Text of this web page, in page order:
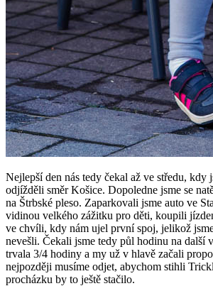
Nejlepší den nás tedy čekal až ve středu, kdy
odjížděli směr Košice. Dopoledne jsme se
na Štrbské pleso. Zaparkovali jsme auto ve
vidinou velkého zážitku pro děti, koupili
ve chvíli, kdy nám ujel první spoj, jelikož
nevešli. Čekali jsme tedy půl hodinu na další
trvala 3/4 hodiny a my už v hlavě začali
nejpozději musíme odjet, abychom stihli
procházku by to ještě stačilo.